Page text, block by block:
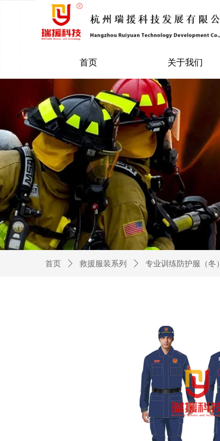
首页 关于我们
首页 ꄲ 救援服装系列 ꄲ 专业训练防护服（冬